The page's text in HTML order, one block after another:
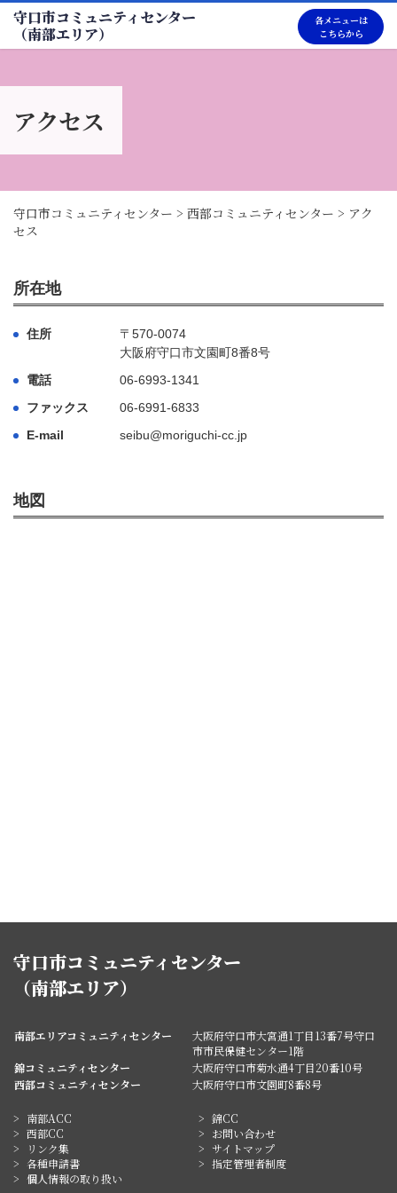
守口市コミュニティセンター
（南部エリア）
各メニューは
こちらから
アクセス
守口市コミュニティセンター > 西部コミュニティセンター > アク
セス
所在地
住所
〒570-0074
大阪府守口市文園町8番8号
電話
06-6993-1341
ファックス
06-6991-6833
E-mail
seibu@moriguchi-cc.jp
地図
守口市コミュニティセンター
（南部エリア）
南部エリアコミュニティセンター
大阪府守口市大宮通1丁目13番7号守口
市市民保健センター1階
錦コミュニティセンター
大阪府守口市菊水通4丁目20番10号
西部コミュニティセンター
大阪府守口市文園町8番8号
南部ACC
錦CC
西部CC
お問い合わせ
リンク集
サイトマップ
各種申請書
指定管理者制度
個人情報の取り扱い